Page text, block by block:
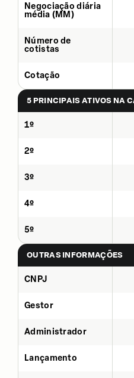
Negociação diária
média (MM)
Número de
cotistas
Cotação
5 PRINCIPAIS ATIVOS NA
1º
2º
3º
4º
5º
OUTRAS INFORMAÇÕES
CNPJ
Gestor
Administrador
Lançamento